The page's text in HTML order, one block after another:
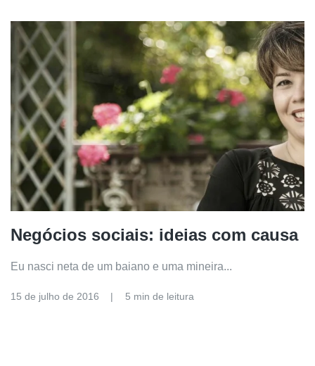
Negócios sociais: ideias com causa
Eu nasci neta de um baiano e uma mineira...
15 de julho de 2016 5 min de leitura